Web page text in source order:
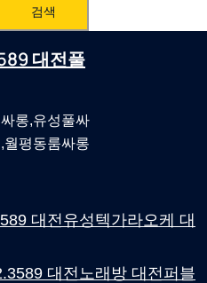
대전풀
롱,유성풀싸
월평동룸싸롱
대전유성텍가라오케 대
대전노래방 대전퍼블